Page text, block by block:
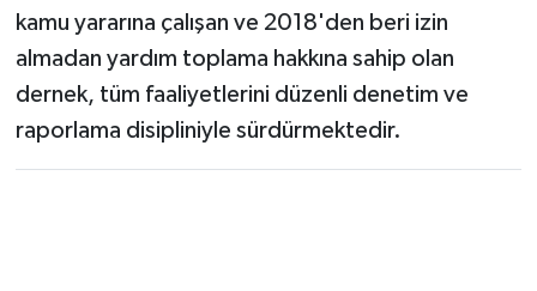
kamu yararına çalışan ve 2018'den beri izin
almadan yardım toplama hakkına sahip olan
dernek, tüm faaliyetlerini düzenli denetim ve
raporlama disipliniyle sürdürmektedir.